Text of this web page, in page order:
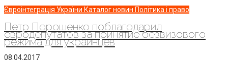
Євроінтеграція України Каталог новин Політика і право
Петр Порошенко поблагодарил
евродепутатов за принятие безвизового
режима для украинцев
08.04.2017